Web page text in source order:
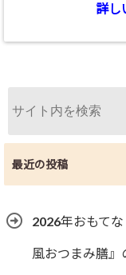
詳し
最近の投稿
2026年おもて
風おつまみ膳』